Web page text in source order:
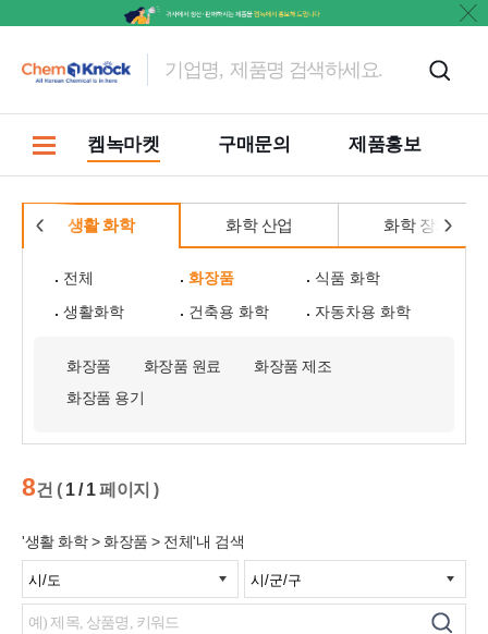
켐녹마켓 구매문의 제품홍보
생활 화학 화학 산업 화학 장치
전체 화장품
식품 화학
생활화학
건축용 화학 자동차용 화학
화장품 화장품 원료
화장품 제조
화장품 용기
8건 ( 1 / 1페이지 )
'생활 화학 > 화장품 > 전체'내 검색